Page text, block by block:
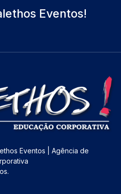
Eventos!
Eventos | Agência de